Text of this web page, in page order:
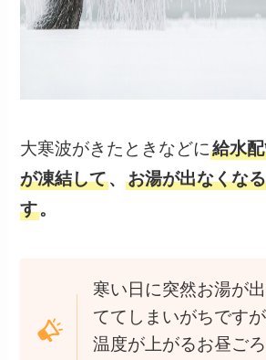
大寒波がきたときなどに給水
が凍結して、お湯が出なくな
す。
寒い日に突然お湯が
ててしまいがちです
温度が上がるお昼ご